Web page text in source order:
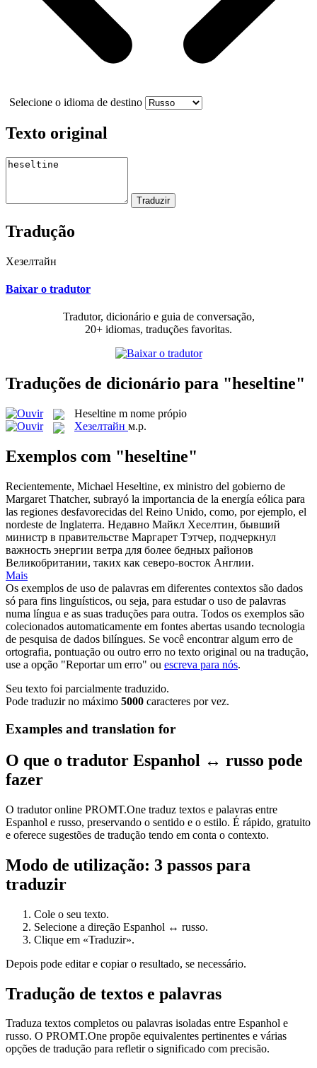
Selecione o idioma de destino
Texto original
Tradução
Хезелтайн
Baixar o tradutor
Tradutor, dicionário e guia de conversação,
20+ idiomas, traduções favoritas.
Traduções de dicionário para "heseltine"
Heseltine m nome própio
Хезелтайн м.р.
Exemplos com "heseltine"
Recientemente, Michael Heseltine, ex ministro del gobierno de
Margaret Thatcher, subrayó la importancia de la energía eólica para
las regiones desfavorecidas del Reino Unido, como, por ejemplo, el
nordeste de Inglaterra. Недавно Майкл Хеселтин, бывший
министр в правительстве Маргарет Тэтчер, подчеркнул
важность энергии ветра для более бедных районов
Великобритании, таких как северо-восток Англии.
Mais
Os exemplos de uso de palavras em diferentes contextos são dados
só para fins linguísticos, ou seja, para estudar o uso de palavras
numa língua e as suas traduções para outra. Todos os exemplos são
colecionados automaticamente em fontes abertas usando tecnologia
de pesquisa de dados bilíngues. Se você encontrar algum erro de
ortografia, pontuação ou outro erro no texto original ou na tradução,
use a opção "Reportar um erro" ou escreva para nós.
Seu texto foi parcialmente traduzido.
Pode traduzir no máximo 5000 caracteres por vez.
Examples and translation for
O que o tradutor Espanhol ↔ russo pode
fazer
O tradutor online PROMT.One traduz textos e palavras entre
Espanhol e russo, preservando o sentido e o estilo. É rápido, gratuito
e oferece sugestões de tradução tendo em conta o contexto.
Modo de utilização: 3 passos para
traduzir
Cole o seu texto.
Selecione a direção Espanhol ↔ russo.
Clique em «Traduzir».
Depois pode editar e copiar o resultado, se necessário.
Tradução de textos e palavras
Traduza textos completos ou palavras isoladas entre Espanhol e
russo. O PROMT.One propõe equivalentes pertinentes e várias
opções de tradução para refletir o significado com precisão.